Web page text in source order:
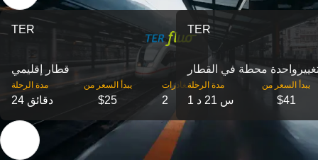
TER
قطار إقليمي
مدة الرحلة
24 دقائق
‎يبدأ السعر من
$25
‎المغادرات
2
TER
محطة في القطار
مدة الرحلة
1 س 21 د
‎يبدأ السعر من
$41